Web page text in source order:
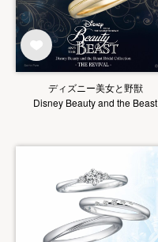
ディズニー美女と野獣
Disney Beauty and the Beast